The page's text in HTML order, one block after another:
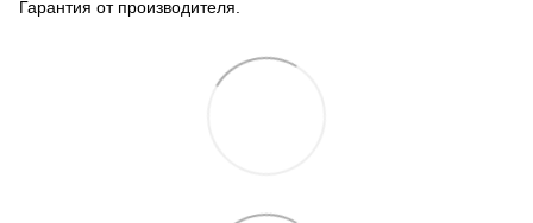
Гарантия от производителя.